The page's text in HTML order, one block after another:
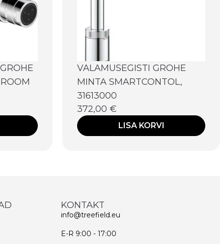
VALAMUSEGISTI GROHE
MINTA SMARTCONTOL,
31613000
372,00 €
LISA KORVI
KONTAKT
info@treefield.eu
E-R 9:00 - 17:00